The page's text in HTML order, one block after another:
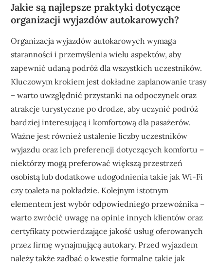
Jakie są najlepsze praktyki dotyczące
organizacji wyjazdów autokarowych?
Organizacja wyjazdów autokarowych wymaga
staranności i przemyślenia wielu aspektów, aby
zapewnić udaną podróż dla wszystkich uczestników.
Kluczowym krokiem jest dokładne zaplanowanie trasy
– warto uwzględnić przystanki na odpoczynek oraz
atrakcje turystyczne po drodze, aby uczynić podróż
bardziej interesującą i komfortową dla pasażerów.
Ważne jest również ustalenie liczby uczestników
wyjazdu oraz ich preferencji dotyczących komfortu –
niektórzy mogą preferować większą przestrzeń
osobistą lub dodatkowe udogodnienia takie jak Wi-Fi
czy toaleta na pokładzie. Kolejnym istotnym
elementem jest wybór odpowiedniego przewoźnika –
warto zwrócić uwagę na opinie innych klientów oraz
certyfikaty potwierdzające jakość usług oferowanych
przez firmę wynajmującą autokary. Przed wyjazdem
należy także zadbać o kwestie formalne takie jak